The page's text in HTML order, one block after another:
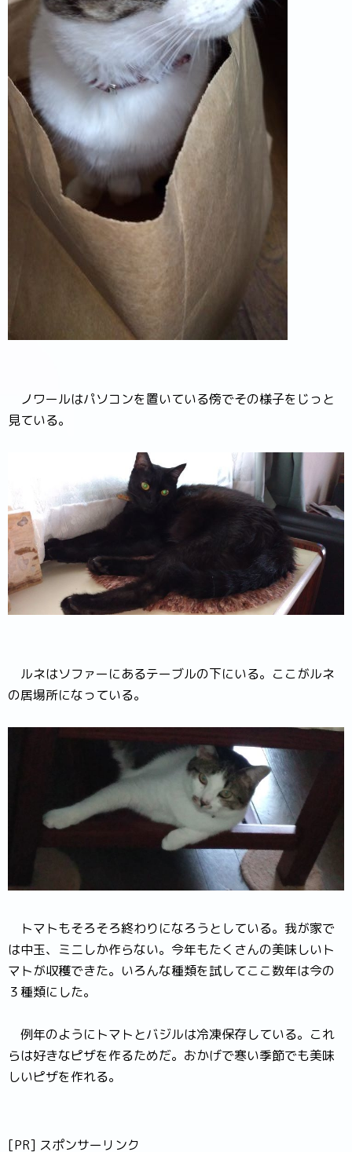
ノワールはパソコンを置いている傍でその様子をじっと
見ている。
ルネはソファーにあるテーブルの下にいる。ここがルネ
の居場所になっている。
トマトもそろそろ終わりになろうとしている。我が家で
は中玉、ミニしか作らない。今年もたくさんの美味しいト
マトが収穫できた。いろんな種類を試してここ数年は今の
３種類にした。
例年のようにトマトとバジルは冷凍保存している。これ
らは好きなピザを作るためだ。おかげで寒い季節でも美味
しいピザを作れる。
[PR] スポンサーリンク